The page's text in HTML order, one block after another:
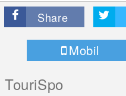
Share
Mobil
TouriSpo